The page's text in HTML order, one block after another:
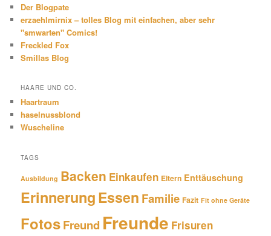
Der Blogpate
erzaehlmirnix – tolles Blog mit einfachen, aber sehr
"smwarten" Comics!
Freckled Fox
Smillas Blog
HAARE UND CO.
Haartraum
haselnussblond
Wuscheline
TAGS
Ausbildung Backen Einkaufen Eltern Enttäuschung
ErinnerungEssen Familie Fazit Fit ohne Geräte
FotosFreund Freunde Frisuren